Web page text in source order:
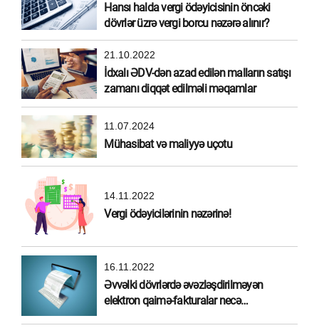
Hansı halda vergi ödəyicisinin öncəki
dövrlər üzrə vergi borcu nəzərə alınır?
21.10.2022
İdxalı ƏDV-dən azad edilən malların satışı
zamanı diqqət edilməli məqamlar
11.07.2024
Mühasibat və maliyyə uçotu
14.11.2022
Vergi ödəyicilərinin nəzərinə!
16.11.2022
Əvvəlki dövrlərdə əvəzləşdirilməyən
elektron qaimə-fakturalar necə